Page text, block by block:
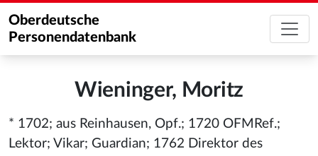
Oberdeutsche
Personendatenbank
Wieninger, Moritz
* 1702; aus Reinhausen, Opf.; 1720 OFMRef.;
Lektor; Vikar; Guardian; 1762 Direktor des